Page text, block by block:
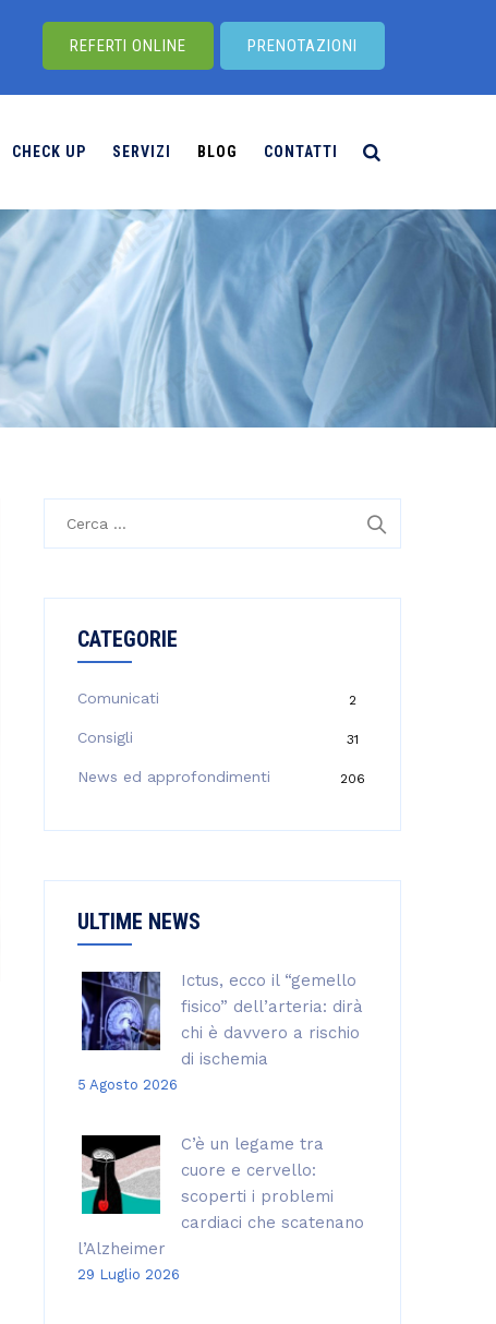
REFERTI ONLINE PRENOTAZIONI
CHECK UP SERVIZI BLOG CONTATTI
CATEGORIE
Comunicati 2
Consigli 31
News ed approfondimenti 206
ULTIME NEWS
Ictus, ecco il “gemello
fisico” dell’arteria: dirà
chi è davvero a rischio
di ischemia
5 Agosto 2026
C’è un legame tra
cuore e cervello:
scoperti i problemi
cardiaci che scatenano
l’Alzheimer
29 Luglio 2026